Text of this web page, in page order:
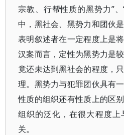
宗教、行帮性质的黑势力”
中，黑社会、黑势力和团伙
表明叙述者在一定程度上是
汉案而言，定性为黑势力是
竟还未达到黑社会的程度，
理。黑势力与犯罪团伙具有
性质的组织还有性质上的区
组织的泛化，在很大程度
关。